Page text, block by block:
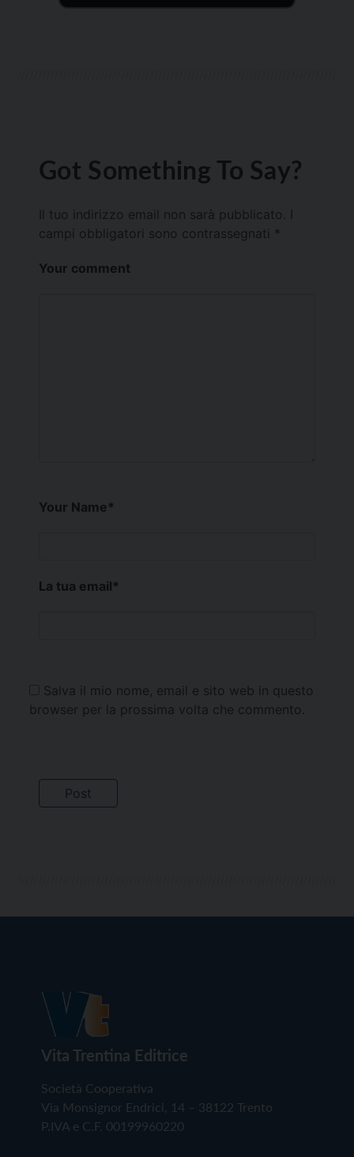
Got Something To Say?
Il tuo indirizzo email non sarà pubblicato.
campi obbligatori sono contrassegnati *
Your comment
Your Name*
La tua email*
Salva il mio nome, email e sito web in questo
browser per la prossima volta che commento.
Vita Trentina Editrice
Società Cooperativa
Via Monsignor Endrici, 14 – 38122 Trento
P.IVA e C.F. 00199960220